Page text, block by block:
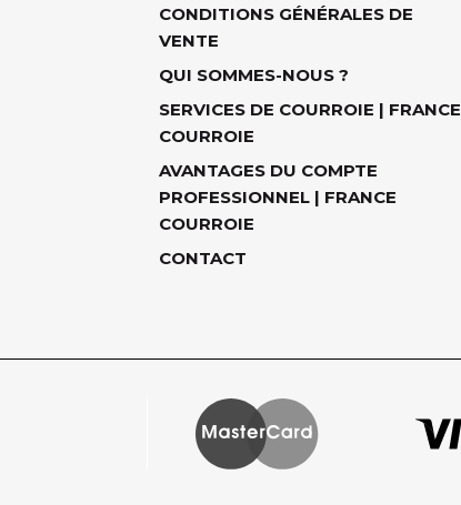
CONDITIONS GÉNÉRALES DE
VENTE
QUI SOMMES-NOUS ?
SERVICES DE COURROIE | FRANCE
COURROIE
AVANTAGES DU COMPTE
PROFESSIONNEL | FRANCE
COURROIE
CONTACT